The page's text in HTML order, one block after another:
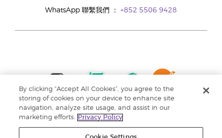
WhatsApp 聯繫我們 ： +852 5506 9428
By clicking “Accept All Cookies”, you agree to the
storing of cookies on your device to enhance site
navigation, analyze site usage, and assist in our
marketing efforts.
Privacy Policy